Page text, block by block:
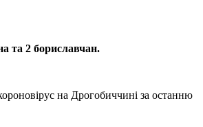
та 2 бориславчан.
на Дрогобиччині за останню